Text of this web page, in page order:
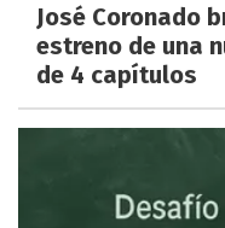
José Coronado
estreno de una
de 4 capítulos